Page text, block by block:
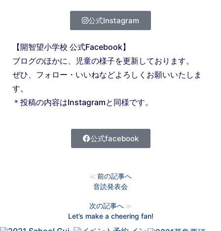
公式Instagram
【開智望小学校 公式Facebook】
ブログのほかに、児童の様子を更新しております。
ぜひ、フォロー・いいねなどよろしくお願いいたしま
す。
＊投稿の内容はInstagramと同様です。
公式facebook
≪ 前の記事へ
音読発表会
次の記事へ ≫
Let’s make a cheering fan!